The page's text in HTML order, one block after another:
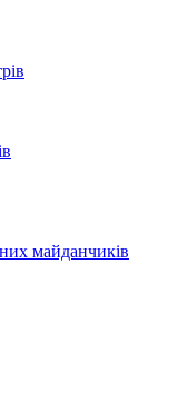
майданчиків